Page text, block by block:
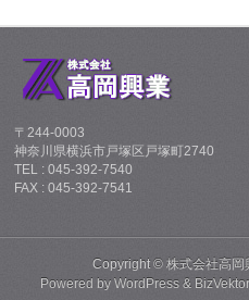
〒244-0003
神奈川県横浜市戸塚区戸塚町2740
TEL : 045-392-7540
FAX : 045-392-7541
Copyright © 株式会社高岡
Powered byWordPress &